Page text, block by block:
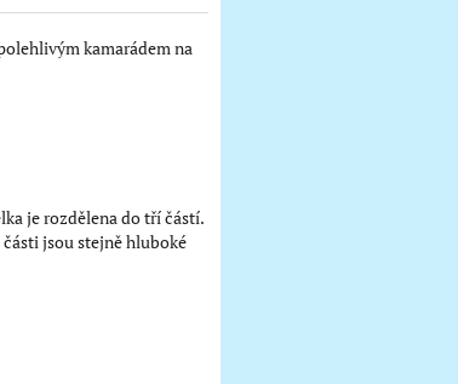
kamarádem na
je rozdělena do tří částí.
jsou stejně hluboké